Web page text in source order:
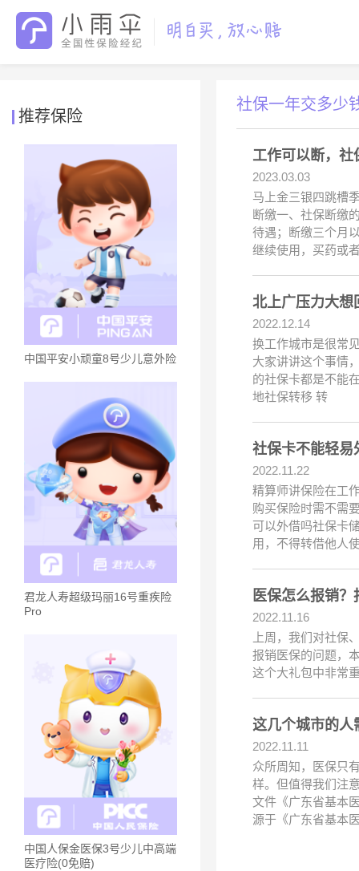
推荐保险
中国平安小顽童8号少儿意外险
君龙人寿超级玛丽16号重疾险
Pro
中国人保金医保3号少儿中高端
医疗险(0免赔)
社保一年交多少
工作可以断，社
2023.03.03
马上金三银四跳槽
断缴一、社保断缴
待遇；断缴三个月
继续使用，买药或
北上广压力大想
2022.12.14
换工作城市是很常
大家讲讲这个事情
的社保卡都是不能
地社保转移 转
社保卡不能轻易
2022.11.22
精算师讲保险在工
购买保险时需不需
可以外借吗社保卡
用，不得转借他人
医保怎么报销
2022.11.16
上周，我们对社保
报销医保的问题，
这个大礼包中非常
这几个城市的人
2022.11.11
众所周知，医保只
样。但值得我们注
文件《广东省基本
源于《广东省基本